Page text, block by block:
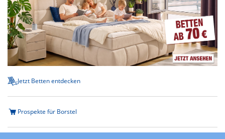
Jetzt Betten entdecken
Prospekte für Borstel